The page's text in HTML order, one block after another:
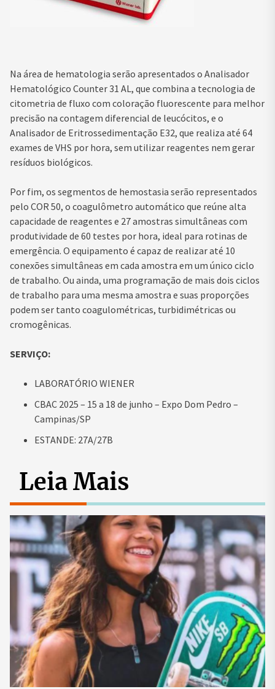
Na área de hematologia serão apresentados o Analisador
Hematológico Counter 31 AL, que combina a tecnologia de
citometria de fluxo com coloração fluorescente para melhor
precisão na contagem diferencial de leucócitos, e o
Analisador de Eritrossedimentação E32, que realiza até 64
exames de VHS por hora, sem utilizar reagentes nem gerar
resíduos biológicos.
Por fim, os segmentos de hemostasia serão representados
pelo COR 50, o coagulômetro automático que reúne alta
capacidade de reagentes e 27 amostras simultâneas com
produtividade de 60 testes por hora, ideal para rotinas de
emergência. O equipamento é capaz de realizar até 10
conexões simultâneas em cada amostra em um único ciclo
de trabalho. Ou ainda, uma programação de mais dois ciclos
de trabalho para uma mesma amostra e suas proporções
podem ser tanto coagulométricas, turbidimétricas ou
cromogênicas.
SERVIÇO:
LABORATÓRIO WIENER
CBAC 2025 – 15 a 18 de junho – Expo Dom Pedro –
Campinas/SP
ESTANDE: 27A/27B
Leia Mais